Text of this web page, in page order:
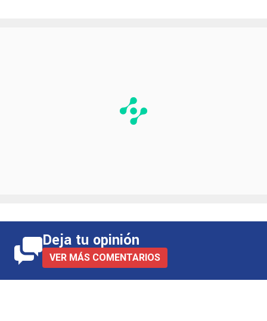
Deja tu opinión
VER MÁS COMENTARIOS